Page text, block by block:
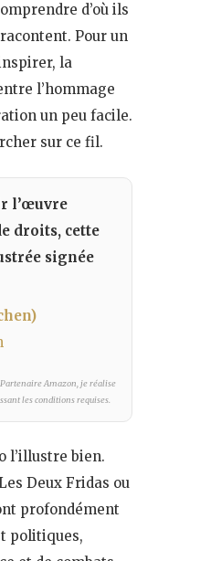
d’où ils
Pour un
la
l’hommage
un peu facile.
sur ce fil.
l’œuvre
droits, cette
signée
Amazon, je réalise
les conditions requises.
l’illustre bien.
Deux Fridas ou
profondément
politiques,